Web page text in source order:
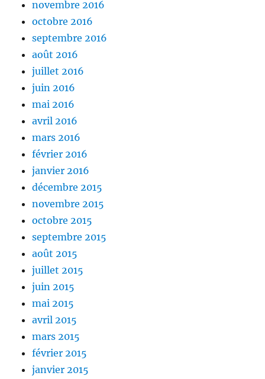
novembre 2016
octobre 2016
septembre 2016
août 2016
juillet 2016
juin 2016
mai 2016
avril 2016
mars 2016
février 2016
janvier 2016
décembre 2015
novembre 2015
octobre 2015
septembre 2015
août 2015
juillet 2015
juin 2015
mai 2015
avril 2015
mars 2015
février 2015
janvier 2015